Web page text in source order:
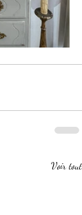
Voir tout